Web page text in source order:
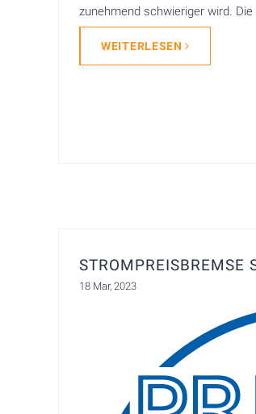
zunehmend schwieriger wird.
WEITERLESEN
STROMPREISBREMSE
18 Mar, 2023